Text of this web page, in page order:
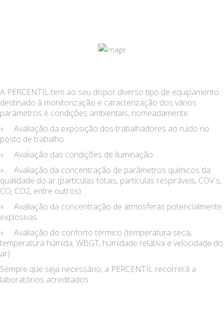
A PERCENTIL tem ao seu dispor diverso tipo de equipamento
destinado à monitorização e caracterização dos vários
parâmetros e condições ambientais, nomeadamente:
» Avaliação da exposição dos trabalhadores ao ruído no
posto de trabalho
» Avaliação das condições de iluminação
» Avaliação da concentração de parâmetros químicos da
qualidade do ar (partículas totais, partículas respiráveis, COV´s,
CO, CO2, entre outros)
» Avaliação da concentração de atmosferas potencialmente
explosivas
» Avaliação do conforto térmico (temperatura seca,
temperatura húmida, WBGT, humidade relativa e velocidade do
ar)
Sempre que seja necessário, a PERCENTIL recorrerá a
laboratórios acreditados.